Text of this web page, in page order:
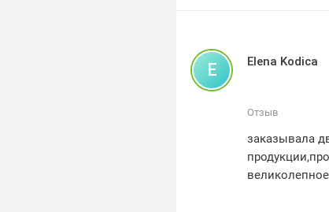
E Elena Kodica
Отзыв
заказывала